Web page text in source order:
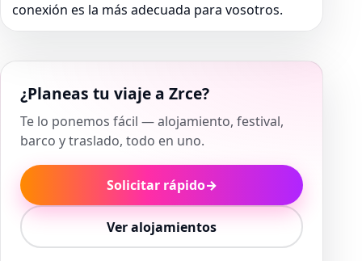
conexión es la más adecuada para vosotros.
¿Planeas tu viaje a Zrce?
Te lo ponemos fácil — alojamiento, festival,
barco y traslado, todo en uno.
Solicitar rápido→
Ver alojamientos